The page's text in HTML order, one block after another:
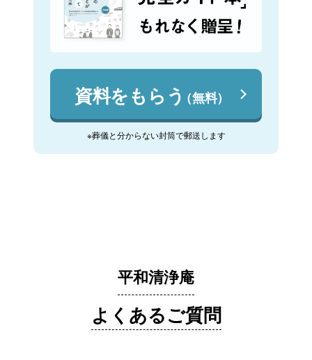
資料をもらう（無料）
※葬儀と分からない封筒で郵送します
平和清浄庵
よくあるご質問